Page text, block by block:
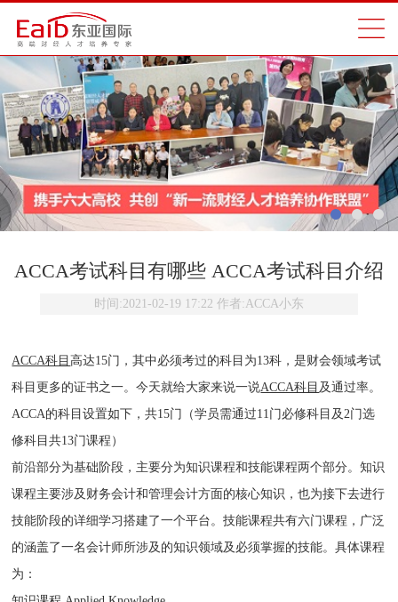
ACCA考试科目有哪些 ACCA考试科目介绍
时间:2021-02-19 17:22 作者:ACCA小东
ACCA科目高达15门，其中必须考过的科目为13科，是财会领域考试
科目更多的证书之一。今天就给大家来说一说ACCA科目 及通过率。
ACCA的科目设置如下，共15门（学员需通过11门必修科目及2门选
修科目共13门课程）
前沿部分为基础阶段，主要分为知识课程和技能课程两个部分。知识
课程主要涉及财务会计和管理会计方面的核心知识，也为接下去进行
技能阶段的详细学习搭建了一个平台。技能课程共有六门课程，广泛
的涵盖了一名会计师所涉及的知识领域及必须掌握的技能。具体课程
为：